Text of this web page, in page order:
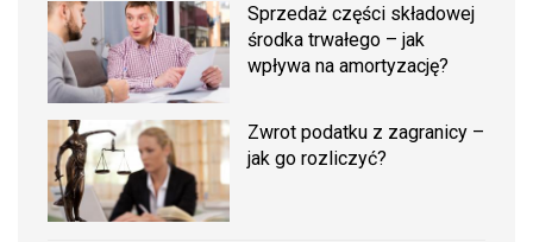
Sprzedaż części składowej
środka trwałego – jak
wpływa na amortyzację?
Zwrot podatku z zagranicy –
jak go rozliczyć?